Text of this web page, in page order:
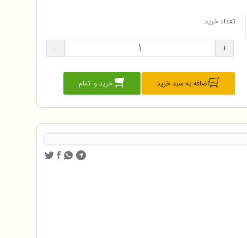
تعداد خرید:
+
-
اضافه به سبد خرید خرید و اتمام